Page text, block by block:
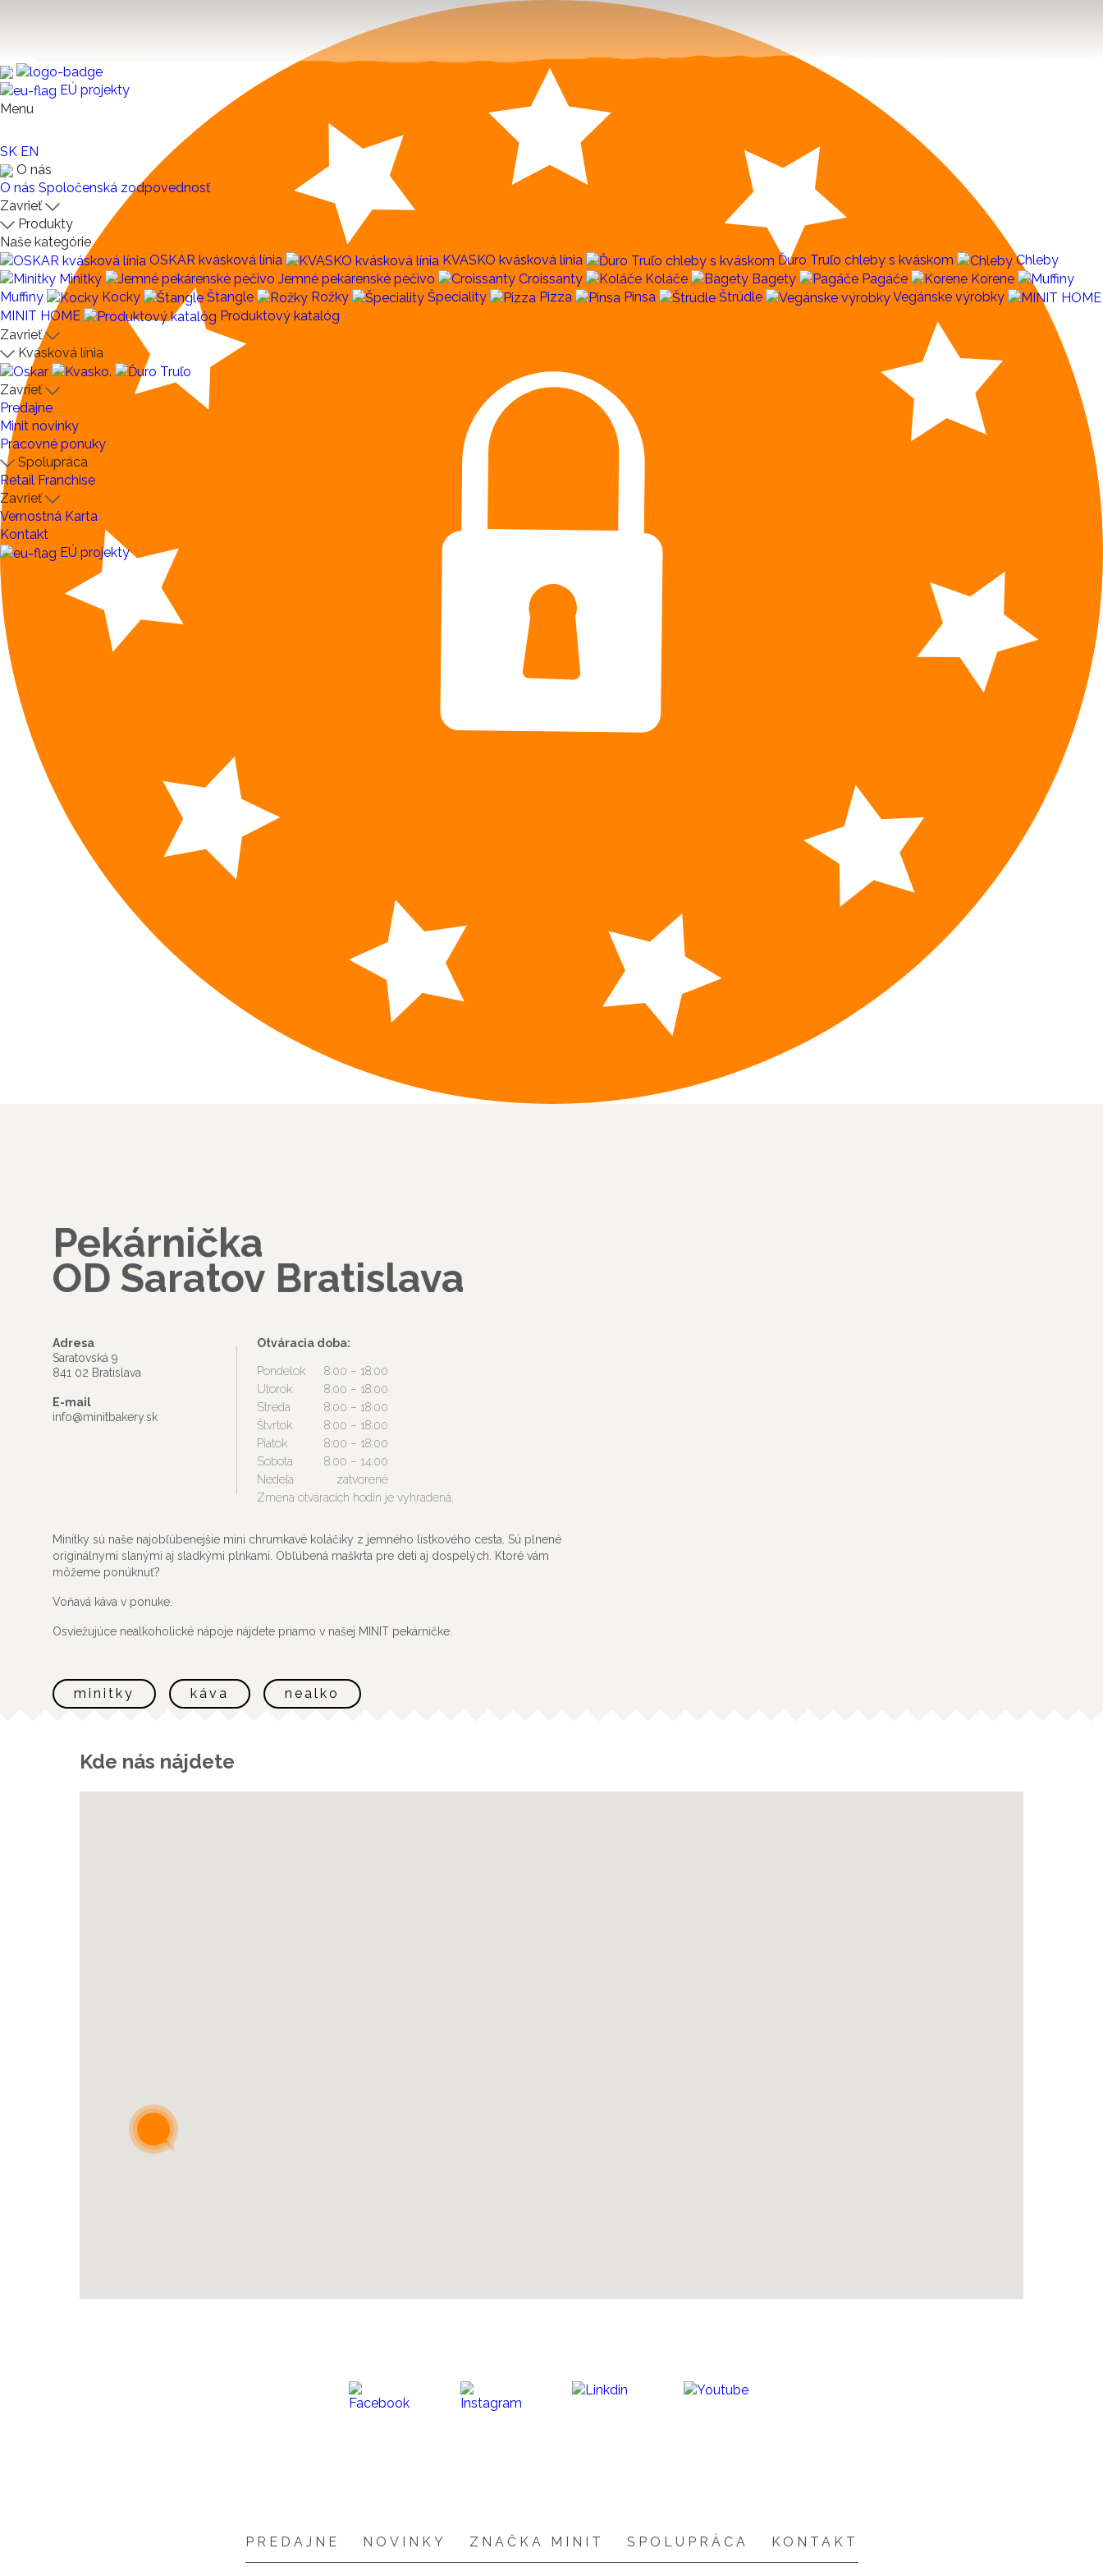
EÚ projekty
Menu
SK EN
O nás
O nás Spoločenská zodpovednosť
Zavrieť
Produkty
Naše kategórie
OSKAR kvásková línia
KVASKO kvásková línia Ďuro Truľo chleby s kváskom
Chleby
Minitky
Jemné pekárenské pečivo Croissanty Koláče Bagety Pagáče
Korene
Muffiny
Kocky Štangle Rožky Špeciality Pizza Pinsa Štrúdle
Vegánske výrobky
MINIT HOME
Produktový katalóg
Zavrieť
Kvásková línia
Zavrieť
Predajne
Minit novinky
Pracovné ponuky
Spolupráca
Retail Franchise
Zavrieť
Vernostná Karta
Kontakt
EÚ projekty
Pekárnička
OD Saratov Bratislava
Adresa
Saratovská 9
841 02 Bratislava
E-mail
info@minitbakery.sk
Otváracia doba:
Pondelok
8:00 – 18:00
Utorok
8:00 – 18:00
Streda
8:00 – 18:00
Štvrtok
8:00 – 18:00
Piatok
8:00 – 18:00
Sobota
8:00 – 14:00
Nedeľa
zatvorené
Zmena otváracích hodín je vyhradená.
Minitky sú naše najobľúbenejšie mini chrumkavé koláčiky z jemného lístkového cesta. Sú plnené
originálnymi slanými aj sladkými plnkami. Obľúbená maškrta pre deti aj dospelých. Ktoré vám
môžeme ponúknuť?
Voňavá káva v ponuke.
Osviežujúce nealkoholické nápoje nájdete priamo v našej MINIT pekárničke.
minitky káva nealko
Kde nás nájdete
PREDAJNE NOVINKY ZNAČKA MINIT SPOLUPRÁCA KONTAKT